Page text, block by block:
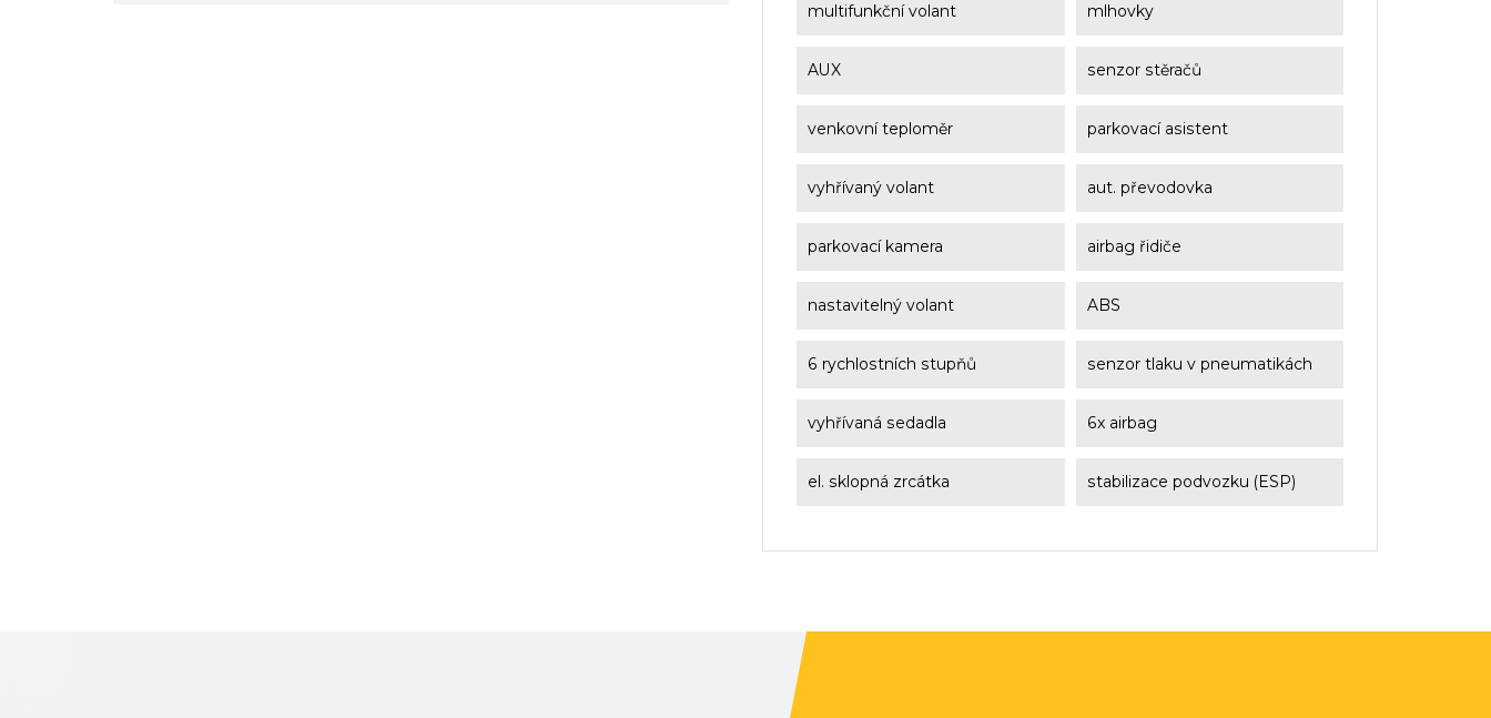
multifunkční volant mlhovky
AUX senzor stěračů
venkovní teploměr parkovací asistent
vyhřívaný volant aut. převodovka
parkovací kamera airbag řidiče
nastavitelný volant ABS
6 rychlostních stupňů senzor tlaku v pneumatikách
vyhřívaná sedadla 6x airbag
el. sklopná zrcátka stabilizace podvozku (ESP)